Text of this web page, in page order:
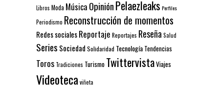
Libros Moda Música OpiniónPelaezleaks Perfiles
Periodismo Reconstrucción de momentos
Redes socialesReportaje Reportajes ReseñaSalud
Series Sociedad Solidaridad Tecnología Tendencias
Toros Tradiciones Turismo TwittervistaViajes
Videotecaviñeta